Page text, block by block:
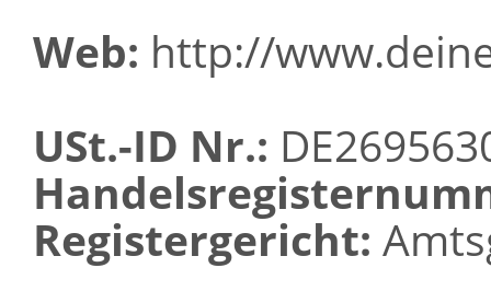
Web: http://
USt.-ID Nr.:
Registergericht: